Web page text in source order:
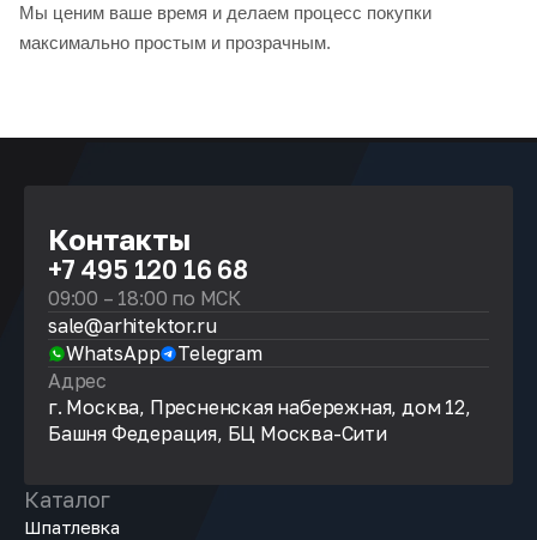
Мы ценим ваше время и делаем процесс покупки
максимально простым и прозрачным.
Контакты
+7 495 120 16 68
09:00 – 18:00 по МСК
sale@arhitektor.ru
WhatsApp
Telegram
Адрес
г. Москва, Пресненская набережная, дом 12,
Башня Федерация, БЦ Москва-Сити
Каталог
Шпатлевка